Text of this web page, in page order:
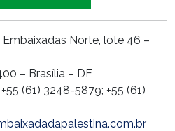
Embaixadas Norte, lote 46 –
– Brasília – DF
(61) 3248-5879; +55 (61)